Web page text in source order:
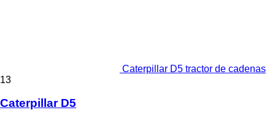
Caterpillar D5 tractor de cadenas
13
Caterpillar D5